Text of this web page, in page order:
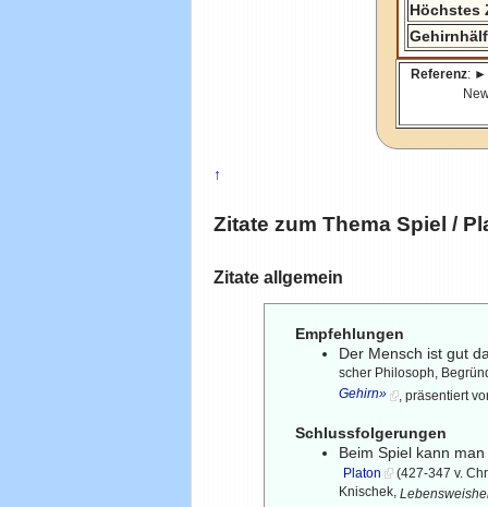
Höchstes
Referenz:
↑
Zitate zum Thema Spiel /
Zitate allgemein
Empfehlungen
Der Mensch ist gut
scher Philosoph,
Gehirn»
, präsentiert
Schlussfolgerungen
Beim Spiel kann
Platon (427-347 v.
Knischek,